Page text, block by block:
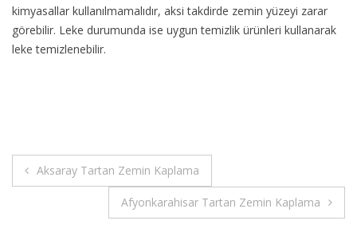
kimyasallar kullanılmamalıdır, aksi takdirde zemin yüzeyi zarar
görebilir. Leke durumunda ise uygun temizlik ürünleri kullanarak
leke temizlenebilir.
Yazı
gezinmesi
Aksaray Tartan Zemin Kaplama
Afyonkarahisar Tartan Zemin Kaplama